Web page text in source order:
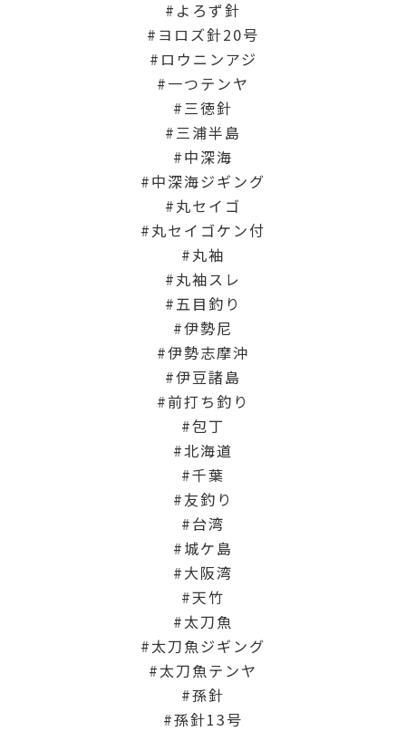
よろず針
ヨロズ針20号
ロウニンアジ
一つテンヤ
三徳針
三浦半島
中深海
中深海ジギング
丸セイゴ
丸セイゴケン付
丸袖
丸袖スレ
五目釣り
伊勢尼
伊勢志摩沖
伊豆諸島
前打ち釣り
包丁
北海道
千葉
友釣り
台湾
城ケ島
大阪湾
天竹
太刀魚
太刀魚ジギング
太刀魚テンヤ
孫針
孫針13号